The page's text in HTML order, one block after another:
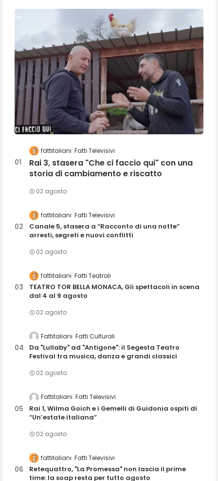
fattitaliani Fatti Televisivi
Rai 3, stasera "Che ci faccio qui" con una
storia di cambiamento e riscatto
02 agosto
fattitaliani Fatti Televisivi
Canale 5, stasera a “Racconto di una notte”
arresti, segreti e nuovi conflitti
02 agosto
fattitaliani Fatti Teatrali
TEATRO TOR BELLA MONACA, Gli spettacoli in scena
dal 4 al 9 agosto
02 agosto
Fattitaliani Fatti Culturali
Da "Lullaby" ad "Antigone": il Segesta Teatro
Festival tra musica, danza e grandi classici
02 agosto
Fattitaliani Fatti Televisivi
Rai 1, Wilma Goich e i Gemelli di Guidonia ospiti di
“Un’estate italiana”
02 agosto
fattitaliani Fatti Televisivi
Retequattro, "La Promessa" non lascia il prime
time: la soap resta per tutto agosto